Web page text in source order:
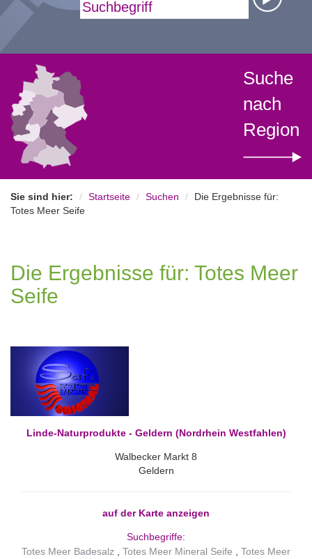
Suche
nach
Region
Sie sind hier: Startseite Suchen
Die Ergebnisse für:
Totes Meer Seife
Die Ergebnisse für: Totes Meer
Seife
Linde-Naturprodukte - Geldern (Nordrhein Westfahlen)
Walbecker Markt 8
Geldern
auf der Karte anzeigen
Suchbegriffe:
Totes Meer Badesalz
Totes Meer Mineral Seife
Totes Meer